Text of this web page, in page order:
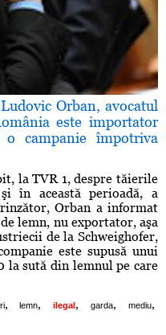
Orban, avocatul
este importator
campanie împotriva
la TVR 1, despre tăierile
în această perioadă, a
Orban a informat
lemn, nu exportator, aşa
de la Schweighofer,
este supusă unui
la sută din lemnul pe care
, lemn, ilegal , garda, mediu,